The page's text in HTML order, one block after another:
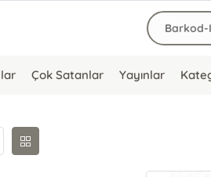
Çok Satanlar Yayınlar